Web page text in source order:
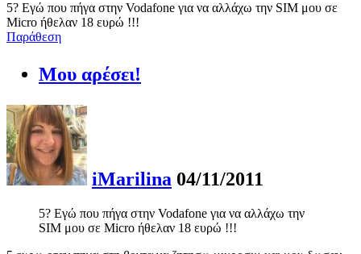
5? Εγώ που πήγα στην Vodafone για να αλλάχω την SIM μου σε
Micro ήθελαν 18 ευρώ !!!
Παράθεση
Μου αρέσει!
iMarilina 04/11/2011
5? Εγώ που πήγα στην Vodafone για να αλλάχω την
SIM μου σε Micro ήθελαν 18 ευρώ !!!